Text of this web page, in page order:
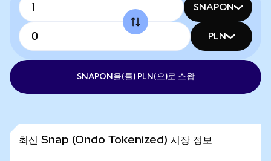
SNAPON
PLN
SNAPON을(를) PLN(으)로 스왑
최신 Snap (Ondo Tokenized) 시장 정보